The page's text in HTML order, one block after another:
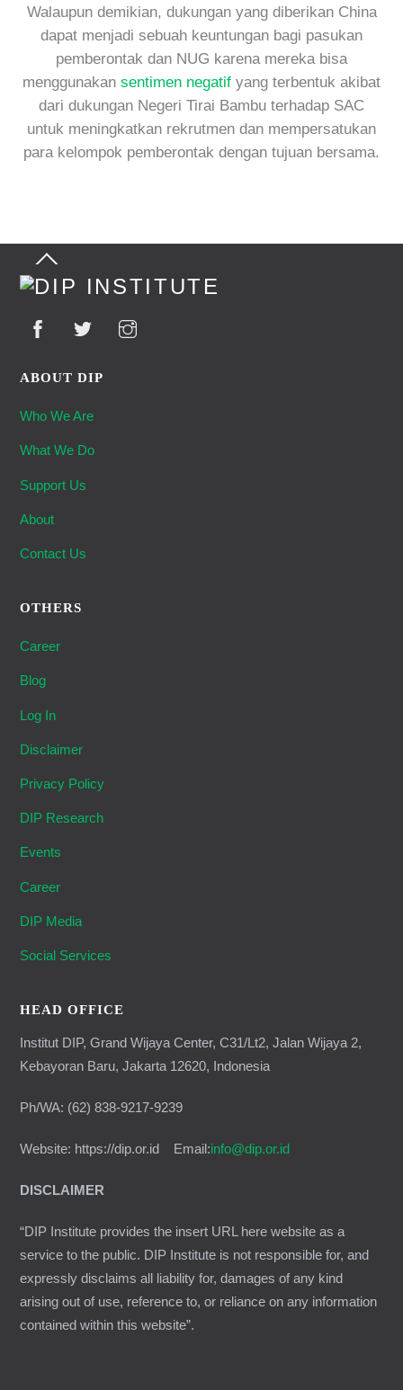
Walaupun demikian, dukungan yang diberikan China
dapat menjadi sebuah keuntungan bagi pasukan
pemberontak dan NUG karena mereka bisa
menggunakan sentimen negatif yang terbentuk akibat
dari dukungan Negeri Tirai Bambu terhadap SAC
untuk meningkatkan rekrutmen dan mempersatukan
para kelompok pemberontak dengan tujuan bersama.
Back
Top
ABOUT DIP
Who We Are
What We Do
Support Us
About
Contact Us
OTHERS
Career
Blog
Log In
Disclaimer
Privacy Policy
DIP Research
Events
Career
DIP Media
Social Services
HEAD OFFICE
Institut DIP, Grand Wijaya Center, C31/Lt2, Jalan Wijaya 2,
Kebayoran Baru, Jakarta 12620, Indonesia
Ph/WA: (62) 838-9217-9239
Website: https://dip.or.id Email:info@dip.or.id
DISCLAIMER
“DIP Institute provides the insert URL here website as a
service to the public. DIP Institute is not responsible for, and
expressly disclaims all liability for, damages of any kind
arising out of use, reference to, or reliance on any information
contained within this website”.